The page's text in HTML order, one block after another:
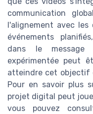
communication
l'alignement avec
événements
dans le message
expérimentée peut
atteindre cet objectif
Pour en savoir plus
projet digital peut
vous pouvez